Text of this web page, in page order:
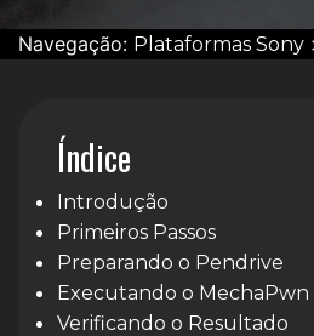
Navegação: Plataformas Sony
Índice
Introdução
Primeiros Passos
Preparando o Pendrive
Executando o MechaPwn
Verificando o Resultado